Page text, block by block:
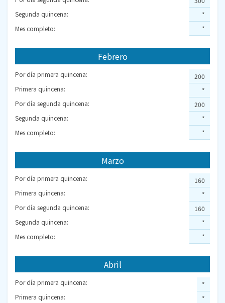
Segunda quincena:
Mes completo:
*
*
Febrero
Por día primera quincena:
Primera quincena:
Por día segunda quincena:
Segunda quincena:
Mes completo:
200
*
200
*
*
Marzo
Por día primera quincena:
Primera quincena:
Por día segunda quincena:
Segunda quincena:
Mes completo:
160
*
160
*
*
Abril
Por día primera quincena:
Primera quincena:
*
*